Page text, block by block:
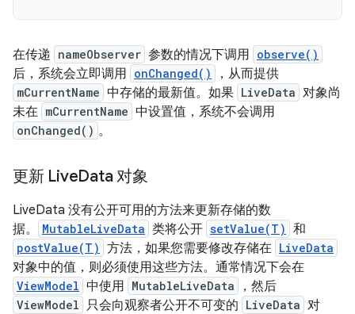
在传递 nameObserver 参数的情况下调用 observe()
后，系统会立即调用 onChanged() ，从而提供
mCurrentName 中存储的最新值。如果 LiveData 对象尚
未在 mCurrentName 中设置值，系统不会调用
onChanged() 。
更新 LiveData 对象
LiveData 没有公开可用的方法来更新存储的数
据。
MutableLiveData 类将公开 setValue(T) 和
postValue(T) 方法，如果您需要修改存储在 LiveData
对象中的值，则必须使用这些方法。通常情况下会在
ViewModel 中使用 MutableLiveData ，然后
ViewModel 只会向观察者公开不可变的 LiveData 对